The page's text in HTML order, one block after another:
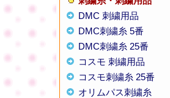
DMC 刺繍用品
DMC刺繍糸 5番
DMC刺繍糸 25番
コスモ 刺繍用品
コスモ刺繍糸 25番
オリムパス刺繍糸